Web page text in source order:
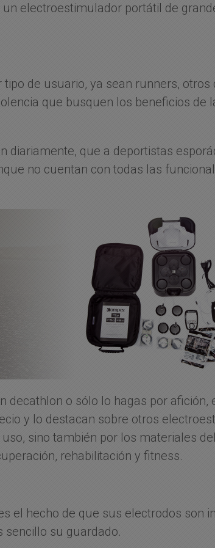
electroestimulador portátil de
de usuario, ya sean runners, otros
que busquen los beneficios de
diariamente, que a deportistas
no cuentan con todas las
decathlon o sólo lo hagas por afición,
y lo destacan sobre otros
sino también por los materiales
rehabilitación y fitness.
el hecho de que sus electrodos son
sencillo su guardado.